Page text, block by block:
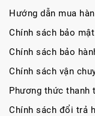
Hướng dẫn mua
Chính sách bảo mật
Chính sách bảo
Chính sách vận
Phương thức thanh
Chính sách đổi trả